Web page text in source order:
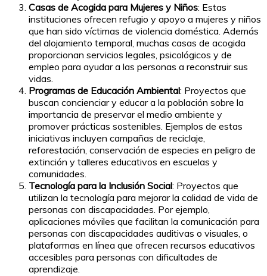
Casas de Acogida para Mujeres y Niños: Estas
instituciones ofrecen refugio y apoyo a mujeres y niños
que han sido víctimas de violencia doméstica. Además
del alojamiento temporal, muchas casas de acogida
proporcionan servicios legales, psicológicos y de
empleo para ayudar a las personas a reconstruir sus
vidas.
Programas de Educación Ambiental: Proyectos que
buscan concienciar y educar a la población sobre la
importancia de preservar el medio ambiente y
promover prácticas sostenibles. Ejemplos de estas
iniciativas incluyen campañas de reciclaje,
reforestación, conservación de especies en peligro de
extinción y talleres educativos en escuelas y
comunidades.
Tecnología para la Inclusión Social: Proyectos que
utilizan la tecnología para mejorar la calidad de vida de
personas con discapacidades. Por ejemplo,
aplicaciones móviles que facilitan la comunicación para
personas con discapacidades auditivas o visuales, o
plataformas en línea que ofrecen recursos educativos
accesibles para personas con dificultades de
aprendizaje.